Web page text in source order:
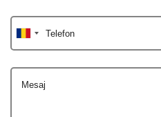
Telefon
Mesaj